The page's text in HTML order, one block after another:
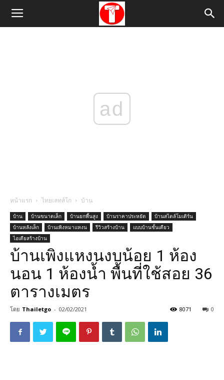
ad
หน้าแรก ไทยเลทส์โก บ้าน
บ้าน บ้านขนาดเล็ก บ้านยกพื้นสูง บ้านราคาประหยัด
บ้านสไตล์โมเดิร์น
บ้านหลังเล็ก
บ้านเพิงหมาแหงน รีวิวสร้างบ้าน
แบบบ้านชั้นเดียว
ไอเดียสร้างบ้าน
บ้านเพิงแหงนงบน้อย 1 ห้อง
นอน 1 ห้องน้ำ พื้นที่ใช้สอย 36
ตารางเมตร
โดย Thailetgo - 02/02/2021 0
8071